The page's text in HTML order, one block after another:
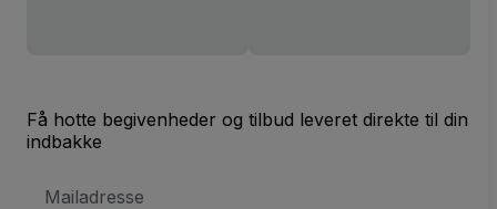
Få hotte begivenheder og tilbud leveret direkte til din
indbakke
adresse